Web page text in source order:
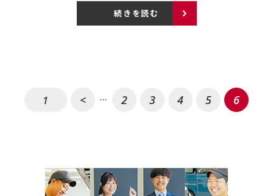
続きを読む
1 < ... 2 3 4 5 6